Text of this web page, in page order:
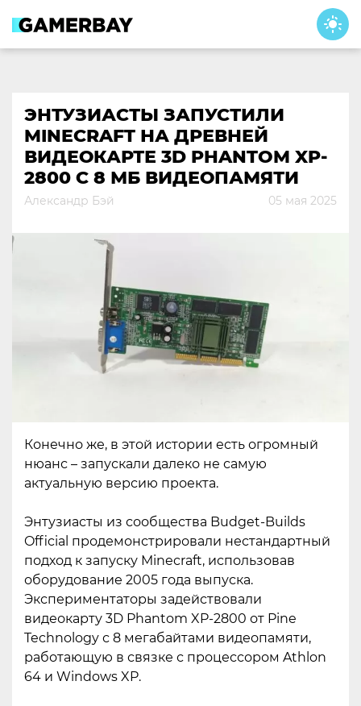
content
ЭНТУЗИАСТЫ ЗАПУСТИЛИ
MINECRAFT НА ДРЕВНЕЙ
ВИДЕОКАРТЕ 3D PHANTOM XP-
2800 С 8 МБ ВИДЕОПАМЯТИ
Александр Бэй 05 мая 2025
Конечно же, в этой истории есть огромный
нюанс – запускали далеко не самую
актуальную версию проекта.
Энтузиасты из сообщества Budget-Builds
Official продемонстрировали нестандартный
подход к запуску Minecraft, использовав
оборудование 2005 года выпуска.
Экспериментаторы задействовали
видеокарту 3D Phantom XP-2800 от Pine
Technology с 8 мегабайтами видеопамяти,
работающую в связке с процессором Athlon
64 и Windows XP.